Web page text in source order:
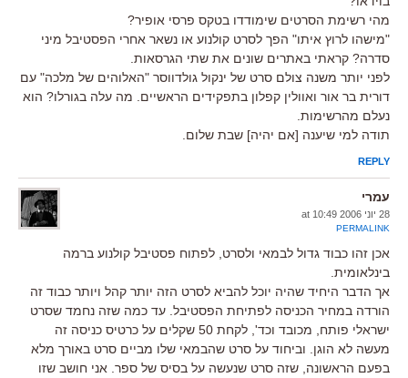
מהי רשימת הסרטים שימודדו בטקס פרסי אופיר?
"מישהו לרוץ איתו" הפך לסרט קולנוע או נשאר אחרי הפסטיבל מיני
סדרה? קראתי באתרים שונים את שתי הגרסאות.
לפני יותר משנה צולם סרט של ינקול גולדווסר "האלוהים של מלכה" עם
דורית בר אור ואוולין קפלון בתפקידים הראשיים. מה עלה בגורלו? הוא
נעלם מהרשימות.
תודה למי שיענה [אם יהיה] שבת שלום.
REPLY
עמרי
28 יוני 2006 at 10:49
PERMALINK
אכן זהו כבוד גדול לבמאי ולסרט, לפתוח פסטיבל קולנוע ברמה
בינלאומית.
אך הדבר היחיד שהיה יוכל להביא לסרט הזה יותר קהל ויותר כבוד זה
הורדה במחיר הכניסה לפתיחת הפסטיבל. עד כמה שזה נחמד שסרט
ישראלי פותח, מכובד וכד', לקחת 50 שקלים על כרטיס כניסה זה
מעשה לא הוגן. וביחוד על סרט שהבמאי שלו מביים סרט באורך מלא
בפעם הראשונה, שזה סרט שנעשה על בסיס של ספר. אני חושב שזו